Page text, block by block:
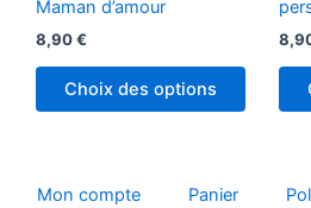
Maman d’amour
8,90€
Choix des options
Mon compte Panier